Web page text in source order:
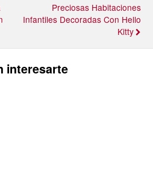
Preciosas Habitaciones
Infantiles Decoradas Con Hello
Kitty
interesarte